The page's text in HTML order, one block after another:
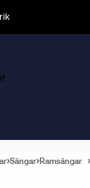
Sängar Ramsängar